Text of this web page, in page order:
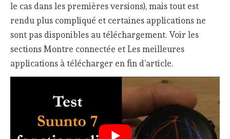
le cas dans les premières versions), mais tout est
rendu plus compliqué et certaines applications ne
sont pas disponibles au téléchargement. Voir les
sections Montre connectée et Les meilleures
applications à télécharger en fin d’article.